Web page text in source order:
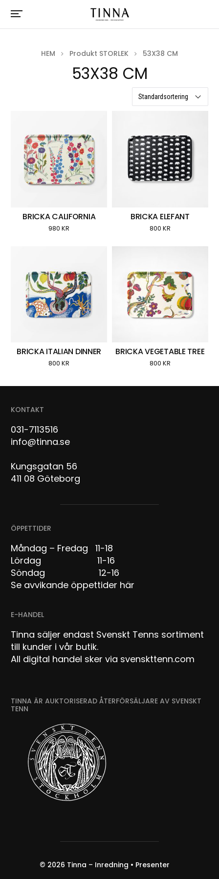
HEM Produkt STORLEK 53X38 CM
53X38 CM
BRICKA CALIFORNIA
980KR
BRICKA ELEFANT
800 KR
BRICKA ITALIAN DINNER
800KR
BRICKA VEGETABLE TREE
800 KR
KONTAKT
031-7113516
info@tinna.se
Kungsgatan 56
411 08 Göteborg
ÖPPETTIDER
Måndag – Fredag 11-18
Lördag 11-16
Söndag 12-16
Se avvikande öppettider här
E-HANDEL
Tinna säljer endast Svenskt Tenns sortiment
till kunder i vår butik.
All digital handel sker via svenskttenn.com
TINNA ÄR AUKTORISERAD ÅTERFÖRSÄLJARE AV SVENSKT
TENN
© 2026 Tinna – Inredning • Presenter